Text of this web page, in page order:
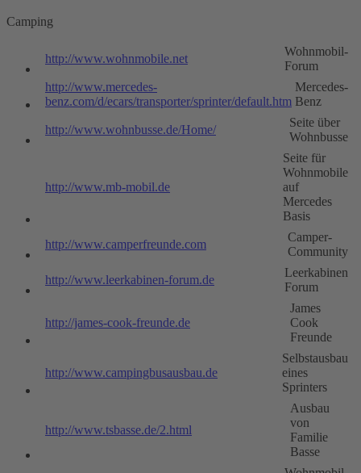
Camping
http://www.wohnmobile.net
Wohnmobil-
Forum
http://www.mercedes-
benz.com/d/ecars/transporter/sprinter/default.htm
Mercedes-
Benz
http://www.wohnbusse.de/Home/
Seite über
Wohnbusse
http://www.mb-mobil.de
Seite für
Wohnmobile
auf
Mercedes
Basis
http://www.camperfreunde.com
Camper-
Community
http://www.leerkabinen-forum.de
Leerkabinen
Forum
http://james-cook-freunde.de
James
Cook
Freunde
http://www.campingbusausbau.de
Selbstausbau
eines
Sprinters
http://www.tsbasse.de/2.html
Ausbau
von
Familie
Basse